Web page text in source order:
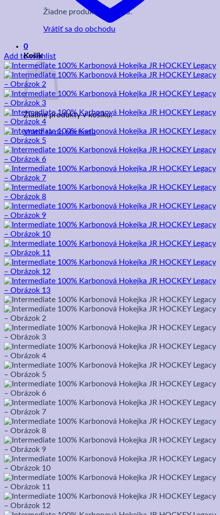
Žiadne produkty v košíku.
Vrátiť sa do obchodu
0
Košík
Žiadne produkty v košíku.
Vrátiť sa do obchodu
Add to wishlist